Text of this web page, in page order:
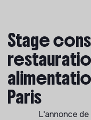
Stage
Paris
L'annonce de